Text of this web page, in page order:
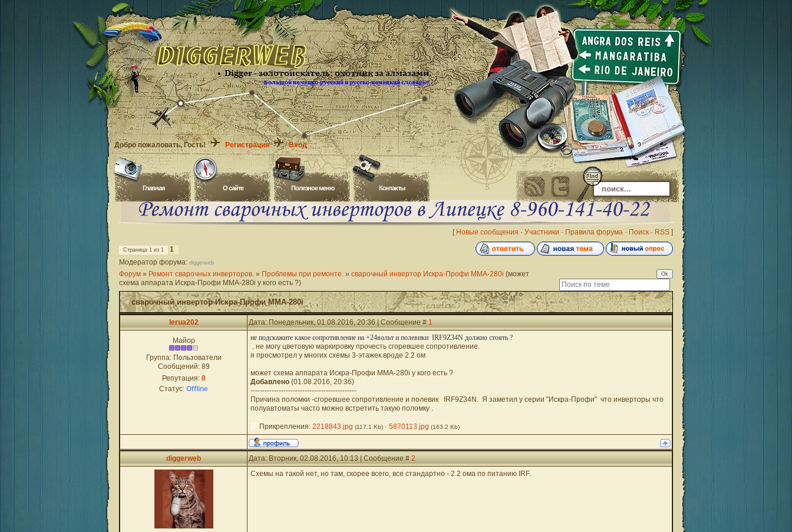
Добро пожаловать, Гость! Регистрация Вход
Главная O сайте Полезное меню Контакты
[ Новые сообщения · Участники · Правила форума · Поиск · RSS ]
Страница 1 из 1
1
Модератор форума: diggerweb
Форум » Ремонт сварочных инверторов. » Проблемы при ремонте. » сварочный инвертор Искра-Профи ММА-280i (может
схема аппарата Искра-Профи ММА-280i у кого есть ?)
сварочный инвертор Искра-Профи ММА-280i
lerua202 Дата: Понедельник, 01.08.2016, 20:36 | Сообщение #1
Майор
Группа: Пользователи
Сообщений: 89
Репутация: 0
Статус: Offline
не подскажите какое сопротивление на +24вольт и полевики IRF9Z34N должно стоять ?
. не могу цветовую маркировку прочесть сгоревшее сопротивление.
я просмотрел у многих схемы 3-этажек вроде 2.2 ом
может схема аппарата Искра-Профи ММА-280i у кого есть ?
Добавлено (01.08.2016, 20:36)
---------------------------------------------
Причина поломки -сгоревшее сопротивление и полевик IRF9Z34N. Я заметил у серии "Искра-Профи" что инверторы что
полуавтоматы часто можно встретить такую поломку .
Прикрепления: 2218843.jpg (117.1 Kb) · 5870113.jpg (163.2 Kb)
diggerweb Дата: Вторник, 02.08.2016, 10:13 | Сообщение #2
Схемы на такой нет, но там, скорее всего, все стандартно - 2.2 ома по питанию IRF.